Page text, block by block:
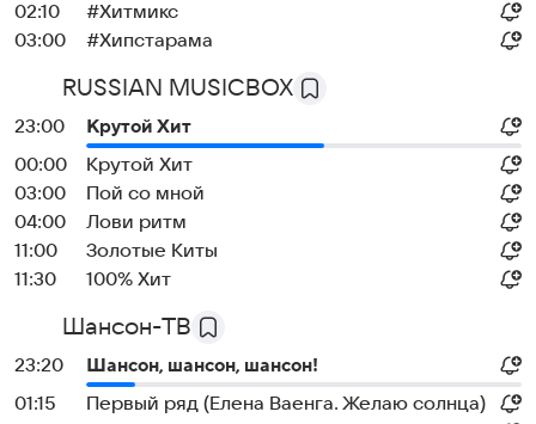
02:10
#Хитмикс
03:00
#Хипстарама
RUSSIAN MUSICBOX
23:00
Крутой Хит
00:00
Крутой Хит
03:00
Пой со мной
04:00
Лови ритм
11:00
Золотые Киты
11:30
100% Хит
Шансон-TB
23:20
Шансон, шансон, шансон!
01:15
Первый ряд (Елена Ваенга. Желаю солнца)